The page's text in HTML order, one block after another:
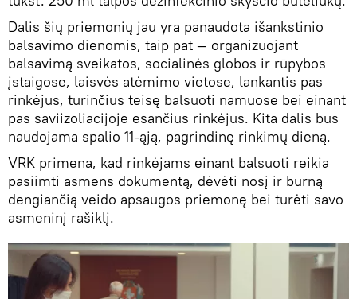
Dalis šių priemonių jau yra panaudota išankstinio
balsavimo dienomis, taip pat — organizuojant
balsavimą sveikatos, socialinės globos ir rūpybos
įstaigose, laisvės atėmimo vietose, lankantis pas
rinkėjus, turinčius teisę balsuoti namuose bei einant
pas saviizoliacijoje esančius rinkėjus. Kita dalis bus
naudojama spalio 11-ąją, pagrindinę rinkimų dieną.
VRK primena, kad rinkėjams einant balsuoti reikia
pasiimti asmens dokumentą, dėvėti nosį ir burną
dengiančią veido apsaugos priemonę bei turėti savo
asmeninį rašiklį.